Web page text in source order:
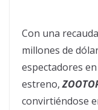
Con una
millones de
espectadores
estreno,
convirtiéndose